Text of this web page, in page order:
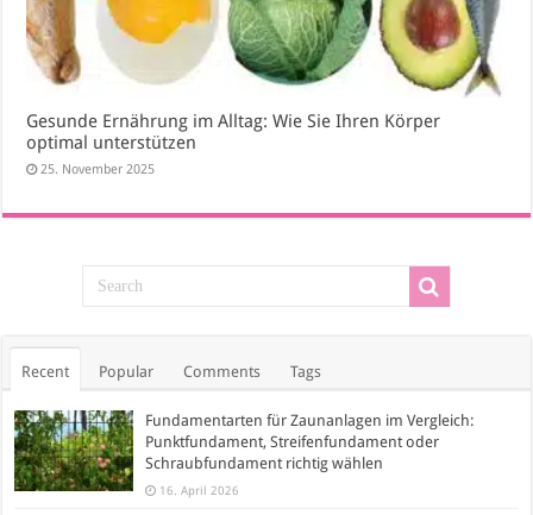
Gesunde Ernährung im Alltag: Wie Sie Ihren Körper
optimal unterstützen
25. November 2025
Recent Popular Comments Tags
Fundamentarten für Zaunanlagen im Vergleich:
Punktfundament, Streifenfundament oder
Schraubfundament richtig wählen
16. April 2026